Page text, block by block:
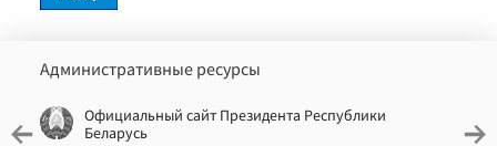
Административные ресурсы
Официальный сайт Президента Республики
Беларусь